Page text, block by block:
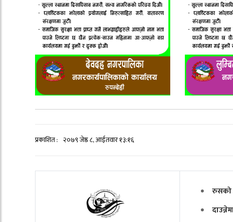
प्रकाशित : २०७९ जेष्ठ ८, आईतवार १३:१६
रुसको